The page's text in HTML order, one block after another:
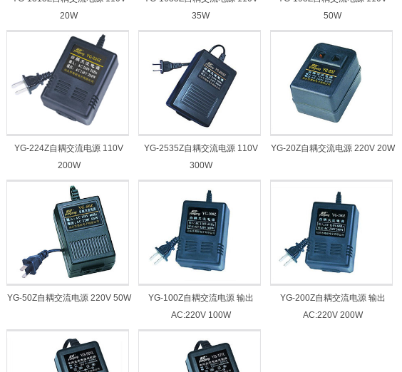
20W
35W
50W
YG-224Z自耦交流电源 110V
200W
YG-2535Z自耦交流电源 110V
300W
YG-20Z自耦交流电源 220V 20W
YG-50Z自耦交流电源 220V 50W
YG-100Z自耦交流电源 输出
AC:220V 100W
YG-200Z自耦交流电源 输出
AC:220V 200W